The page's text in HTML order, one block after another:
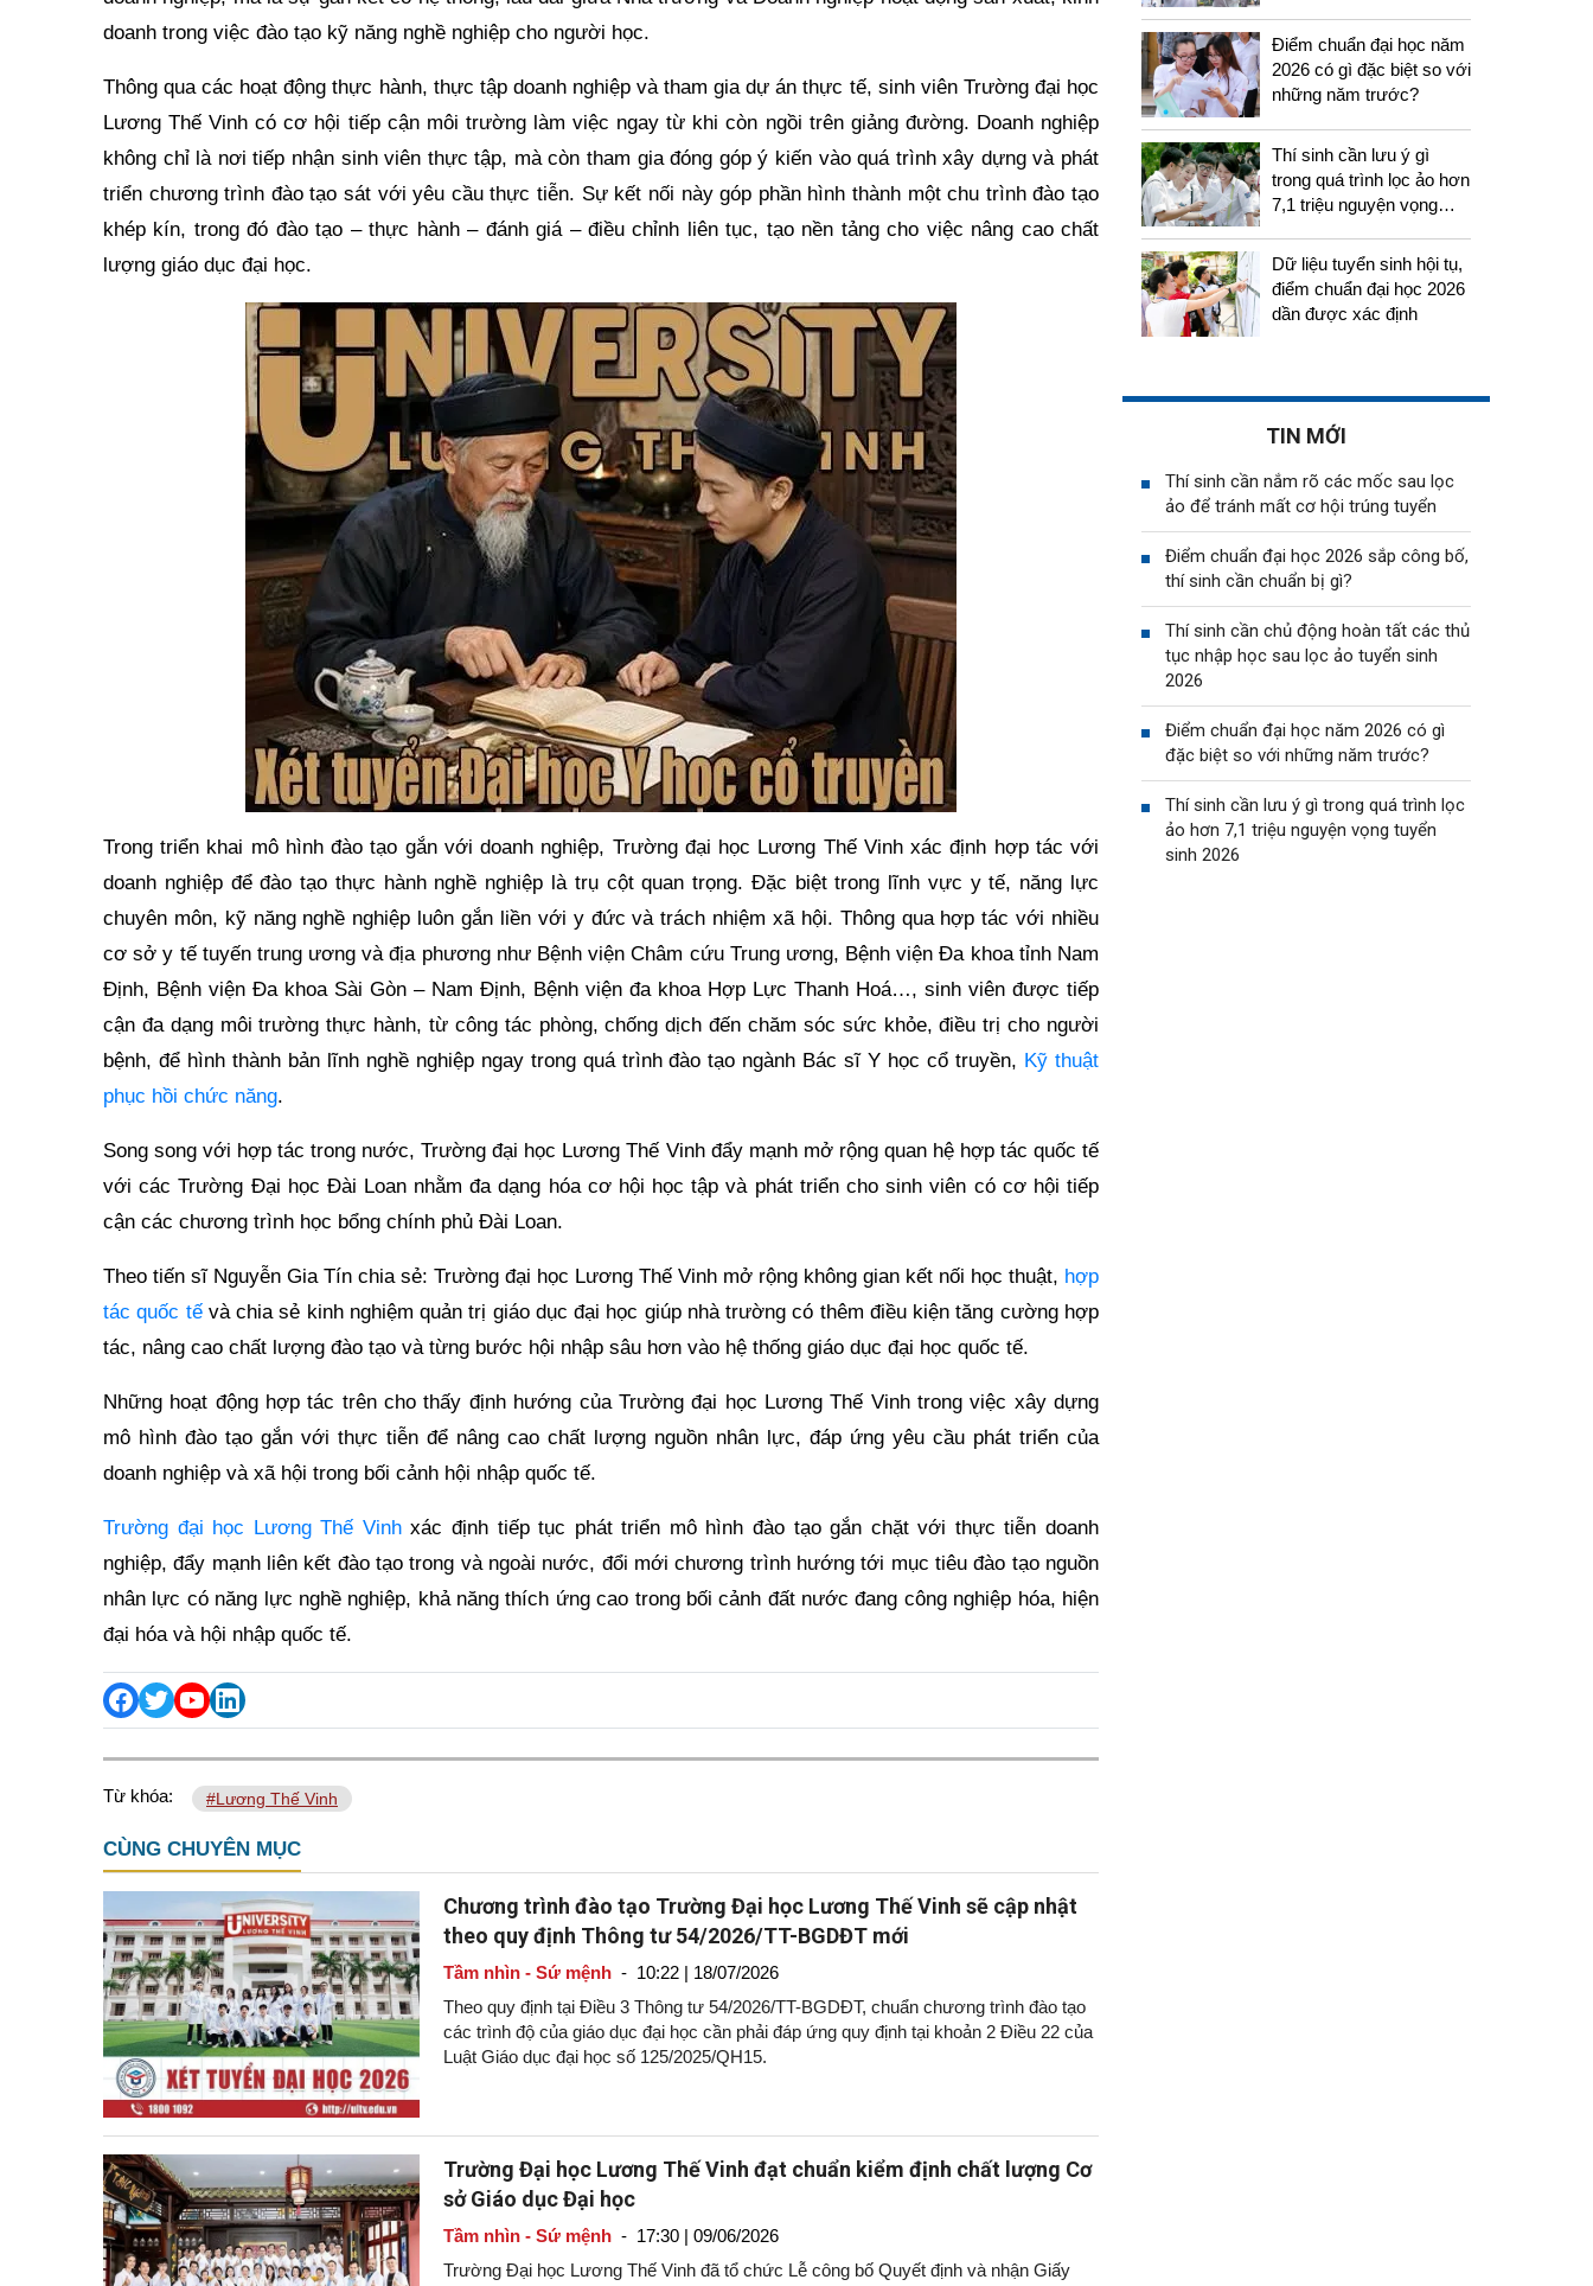
doanh trong việc đào tạo kỹ năng nghề nghiệp cho người học.
Thông qua các hoạt động thực hành, thực tập doanh nghiệp và tham gia dự án thực tế, sinh viên Trường đại học
Lương Thế Vinh có cơ hội tiếp cận môi trường làm việc ngay từ khi còn ngồi trên giảng đường. Doanh nghiệp
không chỉ là nơi tiếp nhận sinh viên thực tập, mà còn tham gia đóng góp ý kiến vào quá trình xây dựng và phát
triển chương trình đào tạo sát với yêu cầu thực tiễn. Sự kết nối này góp phần hình thành một chu trình đào tạo
khép kín, trong đó đào tạo – thực hành – đánh giá – điều chỉnh liên tục, tạo nền tảng cho việc nâng cao chất
lượng giáo dục đại học.
Trong triển khai mô hình đào tạo gắn với doanh nghiệp, Trường đại học Lương Thế Vinh xác định hợp tác với
doanh nghiệp để đào tạo thực hành nghề nghiệp là trụ cột quan trọng. Đặc biệt trong lĩnh vực y tế, năng lực
chuyên môn, kỹ năng nghề nghiệp luôn gắn liền với y đức và trách nhiệm xã hội. Thông qua hợp tác với nhiều
cơ sở y tế tuyến trung ương và địa phương như Bệnh viện Châm cứu Trung ương, Bệnh viện Đa khoa tỉnh Nam
Định, Bệnh viện Đa khoa Sài Gòn – Nam Định, Bệnh viện đa khoa Hợp Lực Thanh Hoá…, sinh viên được tiếp
cận đa dạng môi trường thực hành, từ công tác phòng, chống dịch đến chăm sóc sức khỏe, điều trị cho người
bệnh, để hình thành bản lĩnh nghề nghiệp ngay trong quá trình đào tạo ngành Bác sĩ Y học cổ truyền, Kỹ thuật
phục hồi chức năng.
Song song với hợp tác trong nước, Trường đại học Lương Thế Vinh đẩy mạnh mở rộng quan hệ hợp tác quốc tế
với các Trường Đại học Đài Loan nhằm đa dạng hóa cơ hội học tập và phát triển cho sinh viên có cơ hội tiếp
cận các chương trình học bổng chính phủ Đài Loan.
Theo tiến sĩ Nguyễn Gia Tín chia sẻ: Trường đại học Lương Thế Vinh mở rộng không gian kết nối học thuật, hợp
tác quốc tếvà chia sẻ kinh nghiệm quản trị giáo dục đại học giúp nhà trường có thêm điều kiện tăng cường hợp
tác, nâng cao chất lượng đào tạo và từng bước hội nhập sâu hơn vào hệ thống giáo dục đại học quốc tế.
Những hoạt động hợp tác trên cho thấy định hướng của Trường đại học Lương Thế Vinh trong việc xây dựng
mô hình đào tạo gắn với thực tiễn để nâng cao chất lượng nguồn nhân lực, đáp ứng yêu cầu phát triển của
doanh nghiệp và xã hội trong bối cảnh hội nhập quốc tế.
Trường đại học Lương Thế Vinhxác định tiếp tục phát triển mô hình đào tạo gắn chặt với thực tiễn doanh
nghiệp, đẩy mạnh liên kết đào tạo trong và ngoài nước, đổi mới chương trình hướng tới mục tiêu đào tạo nguồn
nhân lực có năng lực nghề nghiệp, khả năng thích ứng cao trong bối cảnh đất nước đang công nghiệp hóa, hiện
đại hóa và hội nhập quốc tế.
Từ khóa: #Lương Thế Vinh
CÙNG CHUYÊN MỤC
Chương trình đào tạo Trường Đại học Lương Thế Vinh sẽ cập nhật
theo quy định Thông tư 54/2026/TT-BGDĐT mới
Tầm nhìn - Sứ mệnh- 10:22 | 18/07/2026
Theo quy định tại Điều 3 Thông tư 54/2026/TT-BGDĐT, chuẩn chương trình đào tạo
các trình độ của giáo dục đại học cần phải đáp ứng quy định tại khoản 2 Điều 22 của
Luật Giáo dục đại học số 125/2025/QH15.
Trường Đại học Lương Thế Vinh đạt chuẩn kiểm định chất lượng Cơ
sở Giáo dục Đại học
Tầm nhìn - Sứ mệnh- 17:30 | 09/06/2026
Trường Đại học Lương Thế Vinh đã tổ chức Lễ công bố Quyết định và nhận Giấy
Điểm chuẩn đại học năm
2026 có gì đặc biệt so với
những năm trước?
Thí sinh cần lưu ý gì
trong quá trình lọc ảo hơn
7,1 triệu nguyện vọng
Dữ liệu tuyển sinh hội tụ,
điểm chuẩn đại học 2026
dần được xác định
TIN MỚI
Thí sinh cần nắm rõ các mốc sau lọc
ảo để tránh mất cơ hội trúng tuyển
Điểm chuẩn đại học 2026 sắp công bố,
thí sinh cần chuẩn bị gì?
Thí sinh cần chủ động hoàn tất các thủ
tục nhập học sau lọc ảo tuyển sinh
2026
Điểm chuẩn đại học năm 2026 có gì
đặc biệt so với những năm trước?
Thí sinh cần lưu ý gì trong quá trình lọc
ảo hơn 7,1 triệu nguyện vọng tuyển
sinh 2026